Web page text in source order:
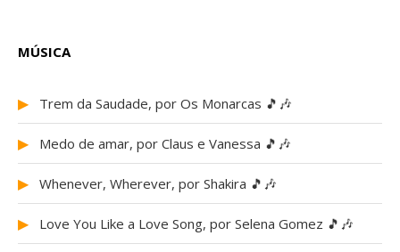
MÚSICA
▶ Trem da Saudade, por Os Monarcas 🎵🎶
▶ Medo de amar, por Claus e Vanessa 🎵🎶
▶ Whenever, Wherever, por Shakira 🎵🎶
▶ Love You Like a Love Song, por Selena Gomez 🎵🎶